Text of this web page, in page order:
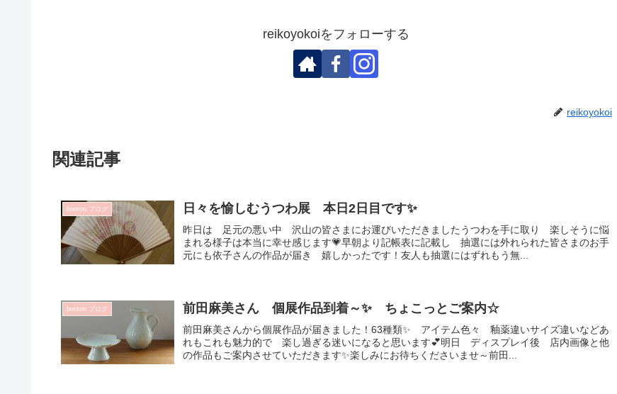
reikoyokoiをフォローする
reikoyokoi
関連記事
bonton.ブログ 日々を愉しむうつわ展 本日2日目です✨
昨日は 足元の悪い中 沢山の皆さまにお運びいただきましたうつわを手に取り 楽しそうに悩
まれる様子は本当に幸せ感じます💗早朝より記帳表に記載し 抽選には外れられた皆さまのお手
元にも依子さんの作品が届き 嬉しかったです！友人も抽選にはずれもう無...
bonton.ブログ 前田麻美さん 個展作品到着～✨ ちょこっとご案内☆
前田麻美さんから個展作品が届きました！63種類✨ アイテム色々 釉薬違いサイズ違いなどあ
れもこれも魅力的で 楽し過ぎる迷いになると思います💕明日 ディスプレイ後 店内画像と他
の作品もご案内させていただきます✨楽しみにお待ちくださいませ～前田...